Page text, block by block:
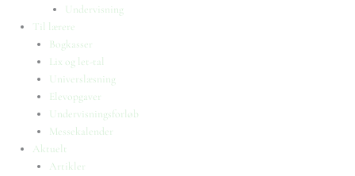
Undervisning
Til lærere
Bogkasser
Lix og let-tal
Universlæsning
Elevopgaver
Undervisningsforløb
Messekalender
Aktuelt
Artikler